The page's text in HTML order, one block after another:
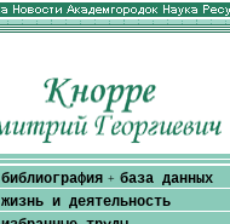
библиография + база данных
жизнь и деятельность